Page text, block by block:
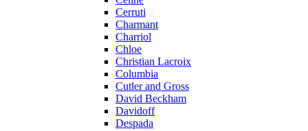
Cerruti
Charmant
Charriol
Chloe
Christian Lacroix
Columbia
Cutler and Gross
David Beckham
Davidoff
Despada